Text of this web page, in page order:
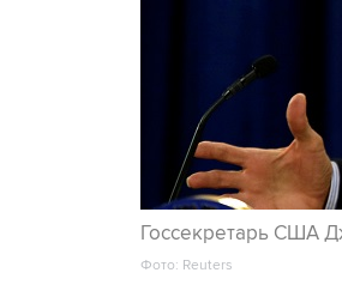
Госсекретарь США
Фото: Reuters